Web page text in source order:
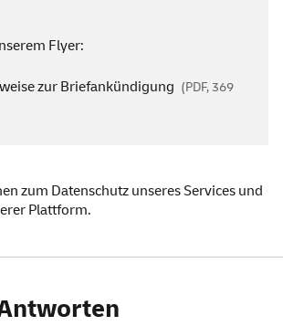
Flyer:
zur Briefankündigung (PDF, 369
zum Datenschutz unseresServices und
Plattform.